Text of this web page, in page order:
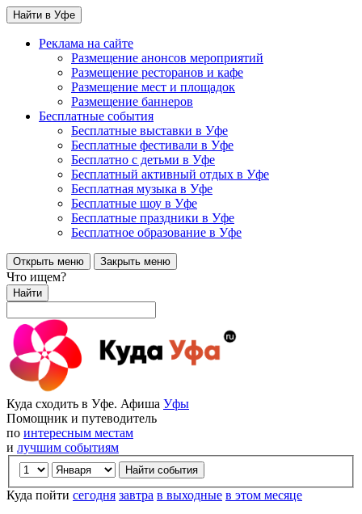
Найти в Уфе
Реклама на сайте
Размещение анонсов мероприятий
Размещение ресторанов и кафе
Размещение мест и площадок
Размещение баннеров
Бесплатные события
Бесплатные выставки в Уфе
Бесплатные фестивали в Уфе
Бесплатно с детьми в Уфе
Бесплатный активный отдых в Уфе
Бесплатная музыка в Уфе
Бесплатные шоу в Уфе
Бесплатные праздники в Уфе
Бесплатное образование в Уфе
Открыть меню Закрыть меню
Что ищем?
Найти
Куда сходить в Уфе. Афиша Уфы
Помощник и путеводитель
по интересным местам
и лучшим событиям
Куда пойти сегодня завтра в выходные в этом месяце